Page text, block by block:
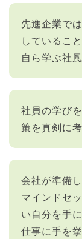
先進企業で
しているこ
自ら学ぶ社
社員の学び
策を真剣に
会社が準備
マインドセ
い自分を手
仕事に手を